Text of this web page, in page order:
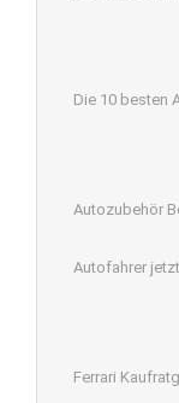
Die 10 besten
Autozubehör
Autofahrer
Ferrari